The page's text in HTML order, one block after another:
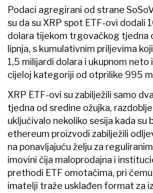
Podaci agregirani od strane
su da su XRP spot ETF-ovi dodali
dolara tijekom trgovačkog tjedna
lipnja, s kumulativnim priljevima
1,5 milijardi dolara i ukupnom neto
cijeloj kategoriji od otprilike 995
XRP ETF-ovi su zabilježili samo
tjedna od sredine ožujka,
uključivalo nekoliko sesija kada su
ethereum proizvodi zabilježili
na ponavljajuću želju za
imovini čija maloprodajna i
prethodi ETF omotačima, pri
imatelji traže usklađen format za